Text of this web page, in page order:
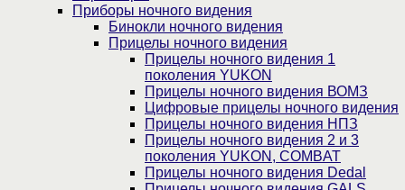
Приборы ночного видения
Бинокли ночного видения
Прицелы ночного видения
Прицелы ночного видения 1
поколения YUKON
Прицелы ночного видения ВОМЗ
Цифровые прицелы ночного видения
Прицелы ночного видения НПЗ
Прицелы ночного видения 2 и 3
поколения YUKON, COMBAT
Прицелы ночного видения Dedal